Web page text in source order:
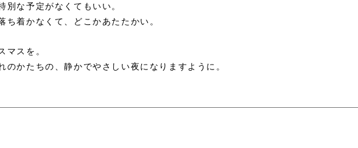
別な予定がなくてもいい。
ち着かなくて、どこかあたたかい。
マスを。
のかたちの、静かでやさしい夜になりますように。